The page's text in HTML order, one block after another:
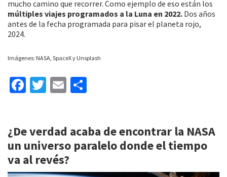
mucho camino que recorrer. Como ejemplo de eso están los
múltiples viajes programados a la Luna en 2022. Dos años
antes de la fecha programada para pisar el planeta rojo,
2024.
Imágenes: NASA, SpaceX y Unsplash
Fa
o
o
k
T
er
E
l
p
ar
¿De verdad acaba de encontrar la NASA
un universo paralelo donde el tiempo
va al revés?